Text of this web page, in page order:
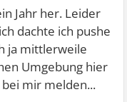
Jahr her. Leider
dachte ich pushe
ja mittlerweile
Umgebung hier
mir melden...